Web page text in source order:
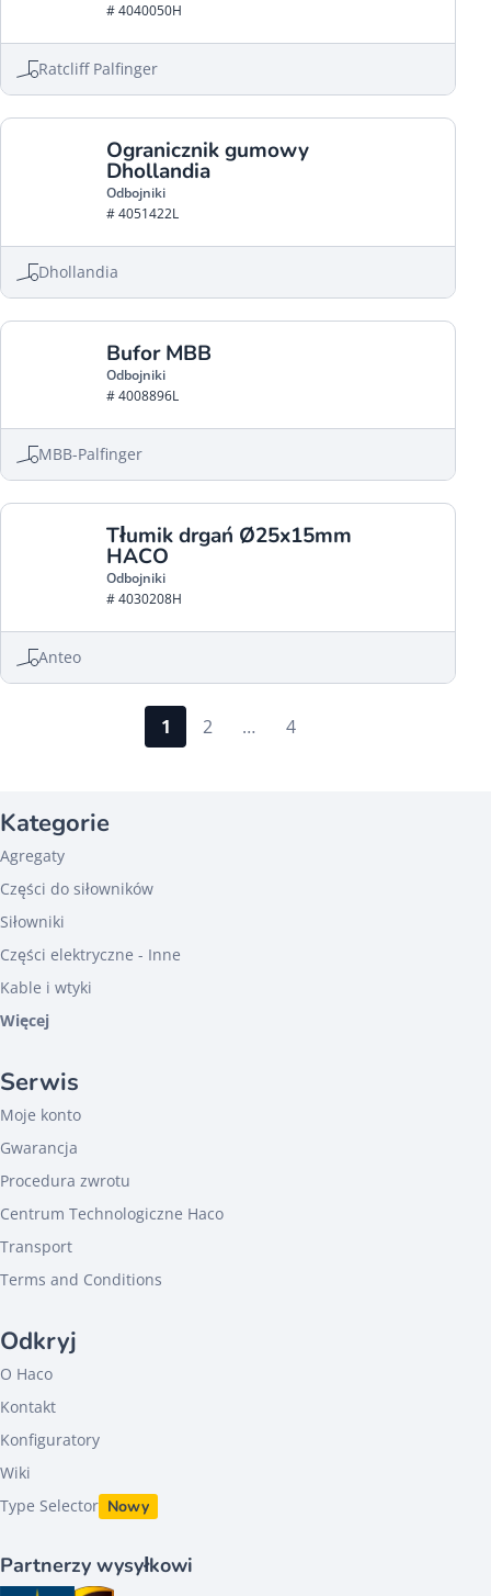
# 4040050H
Ratcliff Palfinger
Ogranicznik gumowy
Dhollandia
Odbojniki
# 4051422L
Dhollandia
Bufor MBB
Odbojniki
# 4008896L
MBB-Palfinger
Tłumik drgań Ø25x15mm
HACO
Odbojniki
# 4030208H
Anteo
1 2 … 4
Kategorie
Agregaty
Części do siłowników
Siłowniki
Części elektryczne - Inne
Kable i wtyki
Więcej
Serwis
Moje konto
Gwarancja
Procedura zwrotu
Centrum Technologiczne Haco
Transport
Terms and Conditions
Odkryj
O Haco
Kontakt
Konfiguratory
Wiki
Type Selector Nowy
Partnerzy wysyłkowi